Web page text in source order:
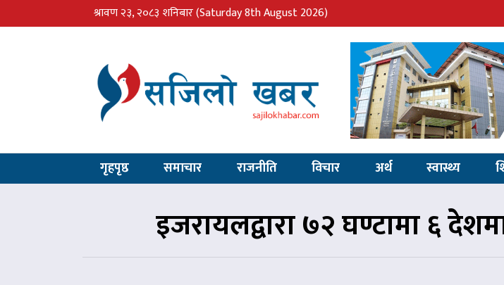
श्रावण २३, २०८३ शनिबार(Saturday 8th August 2026)
गृहपृष्ठ समाचार राजनीति विचार अर्थ स्वास्थ्य
इजरायलद्वारा ७२ घण्टामा ६